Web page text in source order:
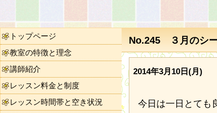
No.245 ３月のシ
2014年3月10日(月)
今日は一日とても
トップページ
教室の特徴と理念
講師紹介
レッスン料金と制度
レッスン時間帯と空き状況